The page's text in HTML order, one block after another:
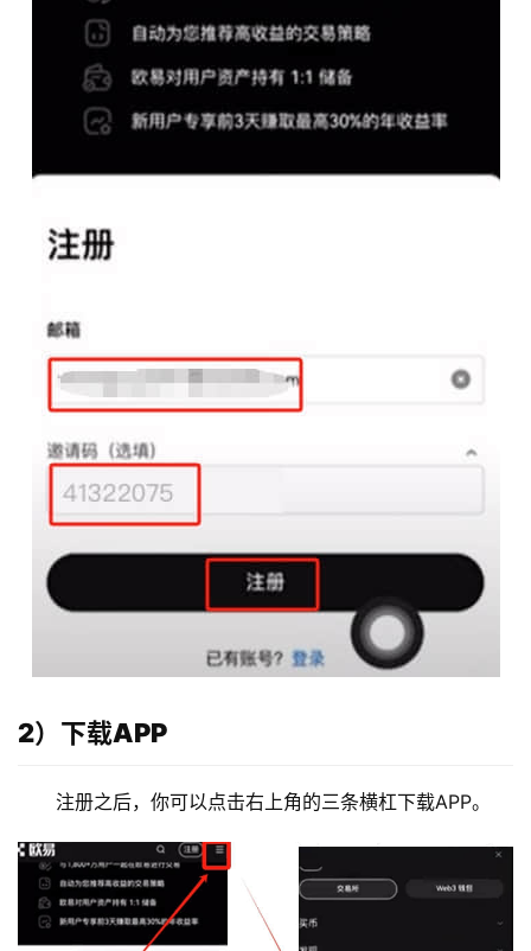
2）下载APP
注册之后，你可以点击右上角的三条横杠下载APP。